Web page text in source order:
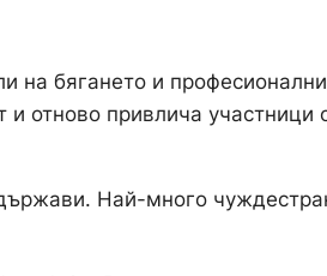
на бягането и професионални
отново привлича участници
Най-много